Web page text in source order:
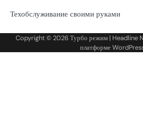
Техобслуживание своими руками
Copyright © 2026Турбо режим | Headline
платформе